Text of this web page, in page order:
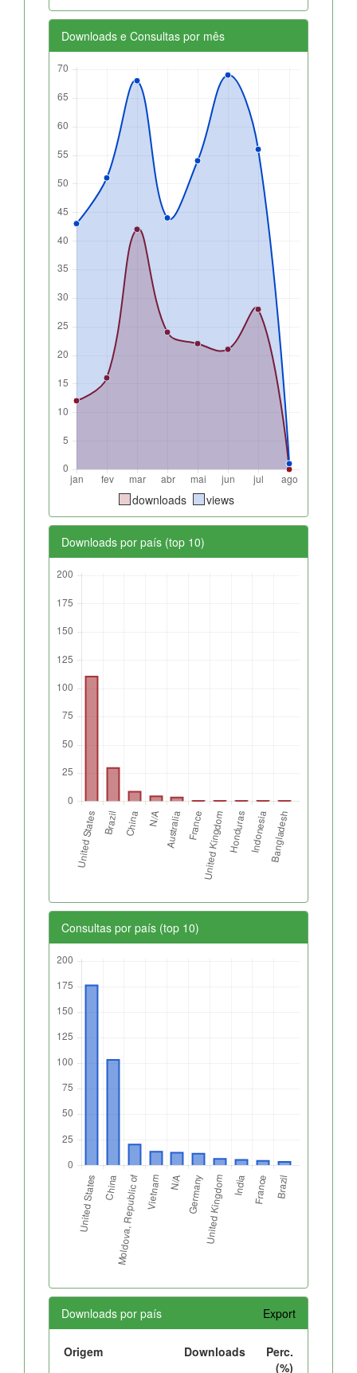
Downloads e Consultas por mês
downloads views
Downloads por país (top 10)
Consultas por país (top 10)
Downloads por país Export
Origem Downloads
Perc.
(%)